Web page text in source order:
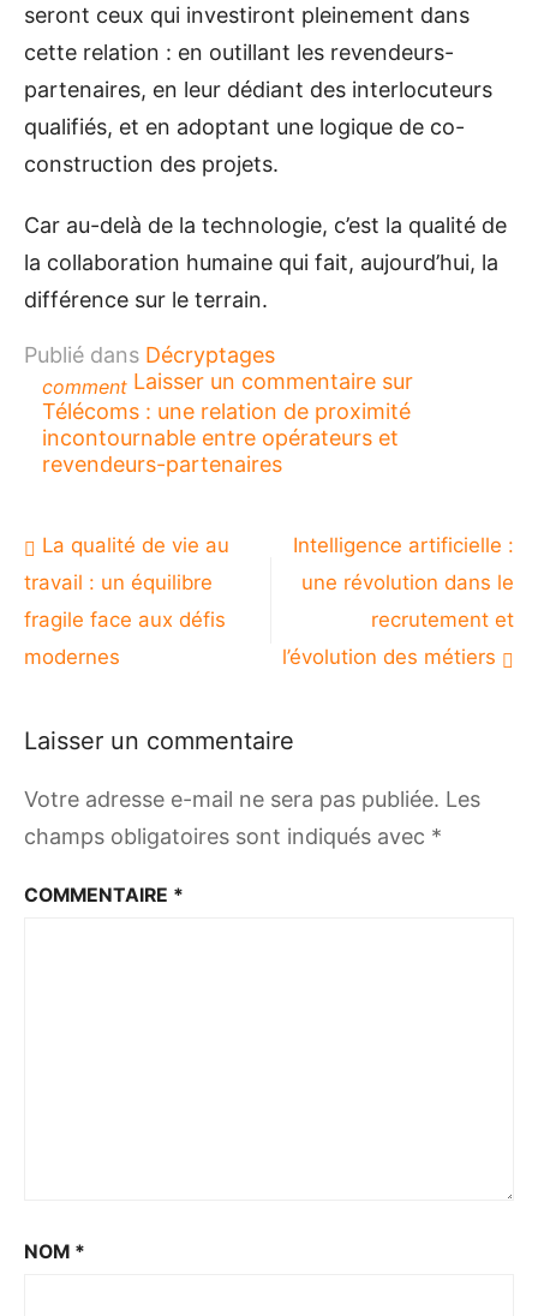
seront ceux qui investiront pleinement dans
cette relation : en outillant les revendeurs-
partenaires, en leur dédiant des interlocuteurs
qualifiés, et en adoptant une logique de co-
construction des projets.
Car au-delà de la technologie, c’est la qualité de
la collaboration humaine qui fait, aujourd’hui, la
différence sur le terrain.
Publié dans Décryptages
comment Laisser un commentaire sur
Télécoms : une relation de proximité
incontournable entre opérateurs et
revendeurs-partenaires
Navigation
de
l’article
La qualité de vie au
travail : un équilibre
fragile face aux défis
modernes
Intelligence artificielle :
une révolution dans le
recrutement et
l’évolution des métiers
Laisser un commentaire
Votre adresse e-mail ne sera pas publiée. Les
champs obligatoires sont indiqués avec *
COMMENTAIRE *
NOM *